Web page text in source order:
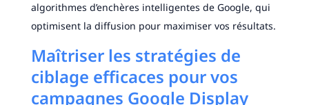
algorithmes d’enchères intelligentes de Google, qui
optimisent la diffusion pour maximiser vos résultats.
Maîtriser les stratégies de
ciblage efficaces pour vos
campagnes Google Display